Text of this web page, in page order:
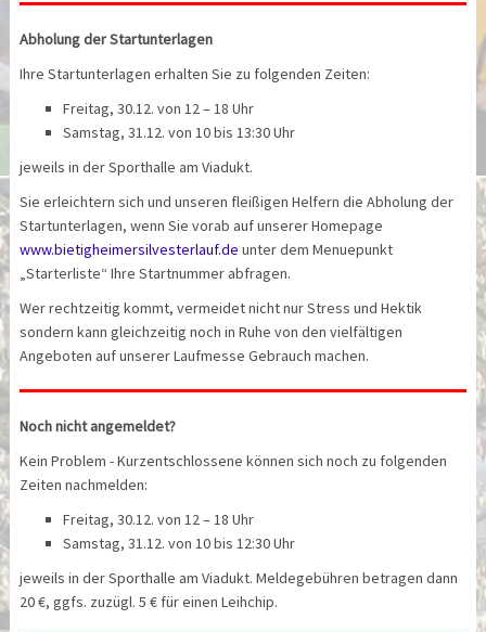
Abholung der Startunterlagen
Ihre Startunterlagen erhalten Sie zu folgenden Zeiten:
Freitag, 30.12. von 12 – 18 Uhr
Samstag, 31.12. von 10 bis 13:30 Uhr
jeweils in der Sporthalle am Viadukt.
Sie erleichtern sich und unseren fleißigen Helfern die Abholung der
Startunterlagen, wenn Sie vorab auf unserer Homepage
www.bietigheimersilvesterlauf.de unter dem Menuepunkt
„Starterliste“ Ihre Startnummer abfragen.
Wer rechtzeitig kommt, vermeidet nicht nur Stress und Hektik
sondern kann gleichzeitig noch in Ruhe von den vielfältigen
Angeboten auf unserer Laufmesse Gebrauch machen.
Noch nicht angemeldet?
Kein Problem - Kurzentschlossene können sich noch zu folgenden
Zeiten nachmelden:
Freitag, 30.12. von 12 – 18 Uhr
Samstag, 31.12. von 10 bis 12:30 Uhr
jeweils in der Sporthalle am Viadukt. Meldegebühren betragen dann
20 €, ggfs. zuzügl. 5 € für einen Leihchip.